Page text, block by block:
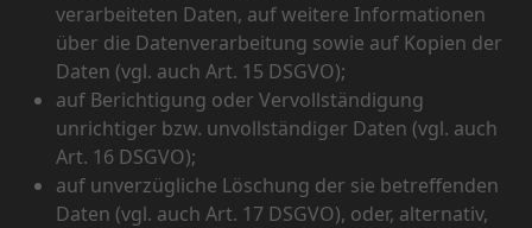
verarbeiteten Daten, auf weitere Informationen
über die Datenverarbeitung sowie auf Kopien der
Daten (vgl. auch Art. 15 DSGVO);
auf Berichtigung oder Vervollständigung
unrichtiger bzw. unvollständiger Daten (vgl. auch
Art. 16 DSGVO);
auf unverzügliche Löschung der sie betreffenden
Daten (vgl. auch Art. 17 DSGVO), oder, alternativ,